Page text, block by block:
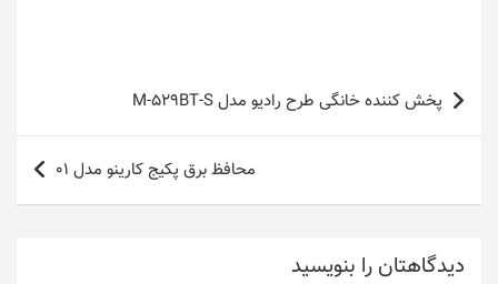
راهبری
نوشته
پخش کننده خانگی طرح رادیو مدل M-529BT-S
محافظ برق پکیج کارینو مدل 01
دیدگاهتان را بنویسید